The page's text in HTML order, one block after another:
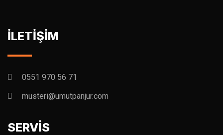
İLETİŞİM
0551 970 56 71
musteri@umutpanjur.com
SERVİS